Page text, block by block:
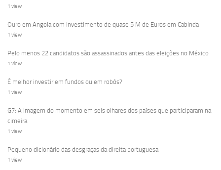
1 view
Ouro em Angola com investimento de quase 5 M de Euros em Cabinda
1 view
Pelo menos 22 candidatos são assassinados antes das eleições no México
1 view
É melhor investir em fundos ou em robôs?
1 view
G7: A imagem do momento em seis olhares dos países que participaram na
cimeira
1 view
Pequeno dicionário das desgraças da direita portuguesa
1 view